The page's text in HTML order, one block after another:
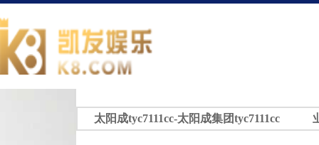
太阳成tyc7111cc-太阳成集团tyc7111cc